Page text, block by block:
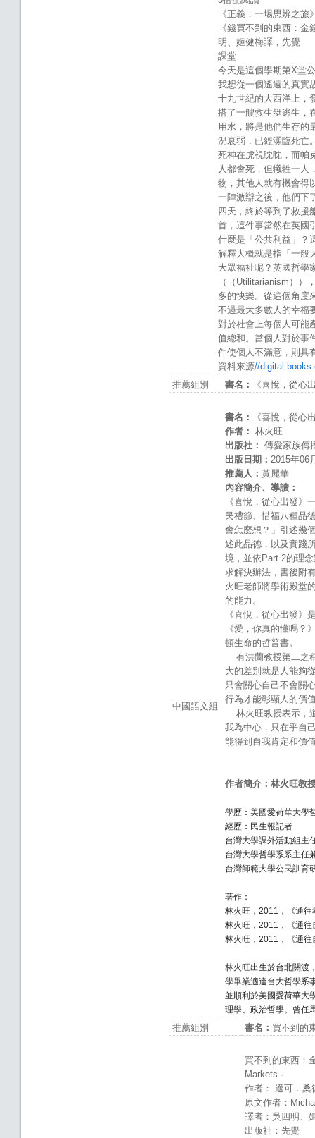
《正義：一場思辨之
《錢買不到的東西：
明、姬健梅譯，先覺
課堂
今天是這個學期第X堂
我想從一個遙遠的真實
十九世紀的大西洋上，
搭了一艘救生艇逃生，
用水，將是他們生存的
況衰弱，已經瀕臨死亡
死神在虎視眈眈，而帕
人都會死，但犧牲一人
物，其他人就有機會得
一陣激辯之後，他們下
四天，終於等到了救援
首，這件事當然在英國
什麼是「公共利益」？
解釋大概就是指「一般
大眾福祉呢？英國哲學
（（Utilitarianism））
多的快樂。從這個角度
不過最大多數人的幸福
對於社會上每個人可能
值總和。當個人對於事
件使個人不滿意，則具
資料來源//
推薦組別
書名： 《喜悅，從心
中國語文組
書名：
《喜悅，從心
作者： 林火旺
出版社： 傳愛家族傳
出版日期： 2015年06
推薦人： 黃麗華
內容簡介、導讀：
《喜悅，從心出發》
民禮節、惜福八種品
會怎麼想？」引述幾
述此品德，以及實踐
境，並依Part 2的理
求解決辦法，書後附
火旺老師將學術殿堂
的能力。
《喜悅，從心出發》
《愛，你真的懂嗎？
頓生命的哲普書。
有洪蘭教授第二之
大的差別就是人能夠
只會關心自己不會關
行為才能彰顯人的價
林火旺教授表示，
我為中心，只在乎自
能得到自我肯定和價
作者簡介：林火旺教
學歷：美國愛荷華大學
經歷：民生報記者
台灣大學課外活動組主
台灣大學哲學系系主任
台灣師範大學公民訓育
著作：
林火旺， 2011 ，《通
林火旺， 2011 ，《通
林火旺， 2011 ，《通
林火旺出生於台北關渡
學畢業適逢台大哲學系
並順利於美國愛荷華大
理學、政治哲學。曾任
推薦組別 書名： 買不到的
買不到的東西：
Markets ·
作者： 邁可．桑
原文作者：
譯者：吳四明、
出版社：先覺